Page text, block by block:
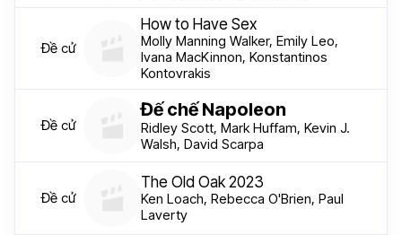
Đề cử
How to Have Sex
Molly Manning Walker, Emily Leo,
Ivana MacKinnon, Konstantinos
Kontovrakis
Đề cử
Đế chế Napoleon
Ridley Scott, Mark Huffam, Kevin J.
Walsh, David Scarpa
Đề cử
The Old Oak 2023
Ken Loach, Rebecca O'Brien, Paul
Laverty